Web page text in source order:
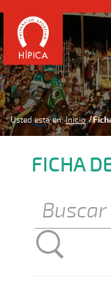
Usted está en: Inicio
FICHA